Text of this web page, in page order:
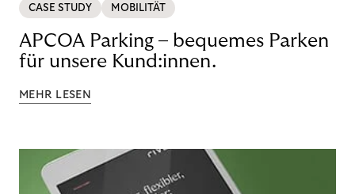
CASE STUDY MOBILITÄT
APCOA Parking – bequemes Parken
für unsere Kund:innen.
MEHR LESEN